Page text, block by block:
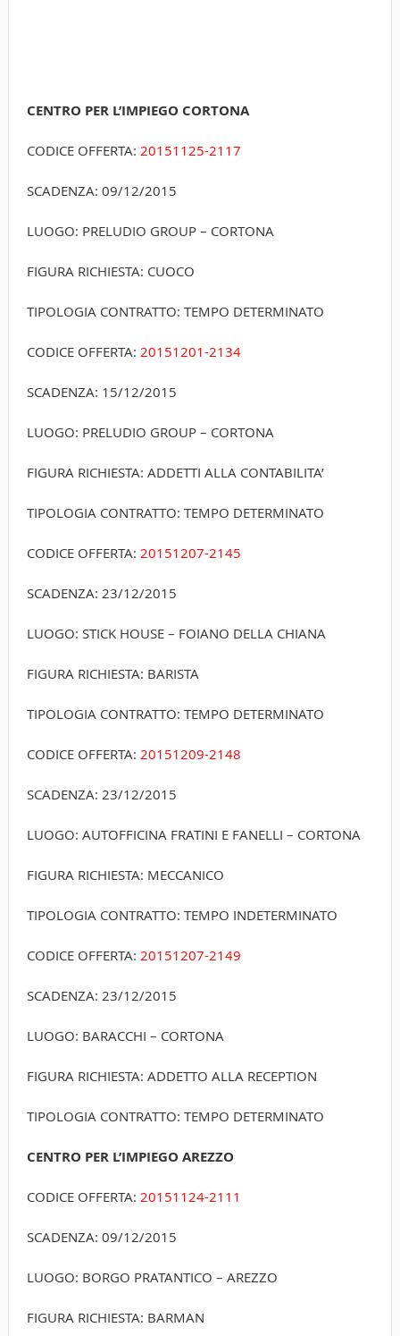
CENTRO PER L’IMPIEGO CORTONA
CODICE OFFERTA: 20151125-2117
SCADENZA: 09/12/2015
LUOGO: PRELUDIO GROUP – CORTONA
FIGURA RICHIESTA: CUOCO
TIPOLOGIA CONTRATTO: TEMPO DETERMINATO
CODICE OFFERTA: 20151201-2134
SCADENZA: 15/12/2015
LUOGO: PRELUDIO GROUP – CORTONA
FIGURA RICHIESTA: ADDETTI ALLA CONTABILITA’
TIPOLOGIA CONTRATTO: TEMPO DETERMINATO
CODICE OFFERTA: 20151207-2145
SCADENZA: 23/12/2015
LUOGO: STICK HOUSE – FOIANO DELLA CHIANA
FIGURA RICHIESTA: BARISTA
TIPOLOGIA CONTRATTO: TEMPO DETERMINATO
CODICE OFFERTA: 20151209-2148
SCADENZA: 23/12/2015
LUOGO: AUTOFFICINA FRATINI E FANELLI – CORTONA
FIGURA RICHIESTA: MECCANICO
TIPOLOGIA CONTRATTO: TEMPO INDETERMINATO
CODICE OFFERTA: 20151207-2149
SCADENZA: 23/12/2015
LUOGO: BARACCHI – CORTONA
FIGURA RICHIESTA: ADDETTO ALLA RECEPTION
TIPOLOGIA CONTRATTO: TEMPO DETERMINATO
CENTRO PER L’IMPIEGO AREZZO
CODICE OFFERTA: 20151124-2111
SCADENZA: 09/12/2015
LUOGO: BORGO PRATANTICO – AREZZO
FIGURA RICHIESTA: BARMAN